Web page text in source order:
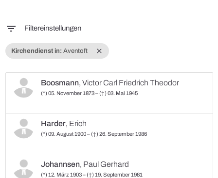
filter_list Filtereinstellungen
close
Kirchendienst in: Aventoft
Boosmann, Victor Carl Friedrich Theodor
(*) 05. November 1873 – (†) 03. Mai 1945
Harder, Erich
(*) 09. August 1900 – (†) 26. September 1986
Johannsen, Paul Gerhard
(*) 12. März 1903 – (†) 19. September 1981